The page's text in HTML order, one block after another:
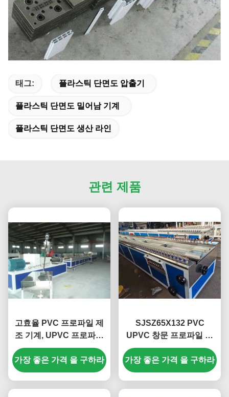
태그: 플라스틱 단면도 압출기
플라스틱 단면도 밀어남 기계
플라스틱 단면도 생산 라인
관련 제품
고효율 PVC 프로파일 제
조 기계, UPVC 프로파일
용 원추형 트윈 스크류 압
출기
가장 좋은 가격 을 구하라
SJSZ65X132 PVC
UPVC 창문 프로파일 추
출 라인, 완전 자동 PVC
창문 프로파일 기계
가장 좋은 가격 을 구하라